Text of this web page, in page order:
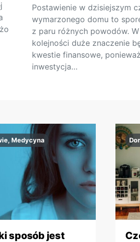
Postawienie w dzisiejszym
wymarzonego domu to
z paru różnych powodów.
kolejności duże znaczenie
kwestie finansowe,
inwestycja…
Medycyna
sposób jest